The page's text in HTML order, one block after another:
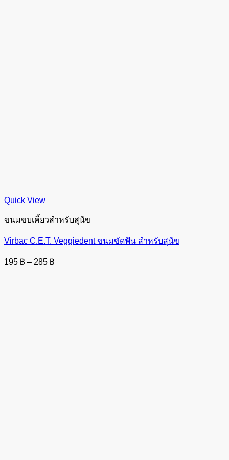
Quick View
ขนมขบเคี้ยวสำหรับสุนัข
Virbac C.E.T. Veggiedent ขนมขัดฟัน สำหรับสุนัข
195 ฿ – 285 ฿